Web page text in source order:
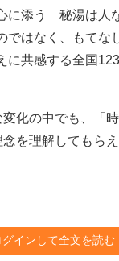
に添う 秘湯は人
ではなく、もてな
に共感する全国
化の中でも、「
を理解してもら
グインして全文を読む